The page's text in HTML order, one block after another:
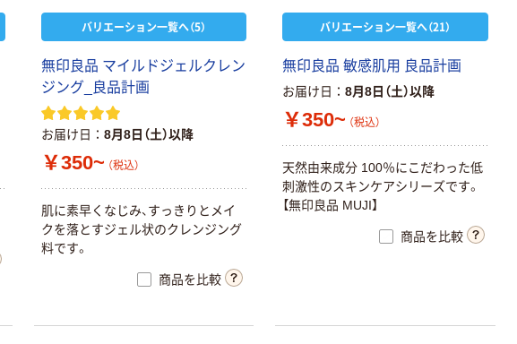
バリエーション一覧へ（5）
無印良品 マイルドジェルクレン
ジング_良品計画
お届け日 8月8日（土）以降
￥350~ （税込）
肌に素早くなじみ、すっきりとメイ
クを落とすジェル状のクレンジング
料です。
商品を比較
バリエーション一覧へ（21）
無印良品 敏感肌用 良品計画
お届け日 8月8日（土）以降
￥350~ （税込）
天然由来成分 100％にこだわった低
刺激性のスキンケアシリーズです。
【無印良品 MUJI】
商品を比較